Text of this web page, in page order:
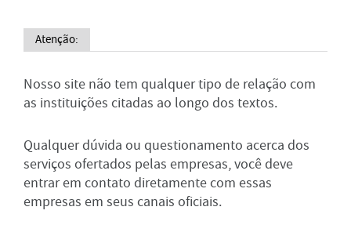
Atenção:
Nosso site não tem qualquer tipo de relação com
as instituições citadas ao longo dos textos.
Qualquer dúvida ou questionamento acerca dos
serviços ofertados pelas empresas, você deve
entrar em contato diretamente com essas
empresas em seus canais oficiais.